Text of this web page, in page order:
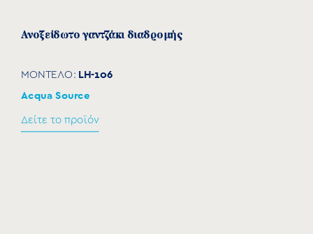
Ανοξείδωτο γαντζάκι διαδρομής
ΜΟΝΤΕΛΟ: LH-106
Acqua Source
Δείτε το προϊόν